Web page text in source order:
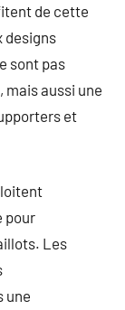
de cette
designs
sont pas
aussi une
et
pour
Les
une